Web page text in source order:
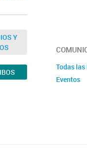
Y
Todas
Eventos